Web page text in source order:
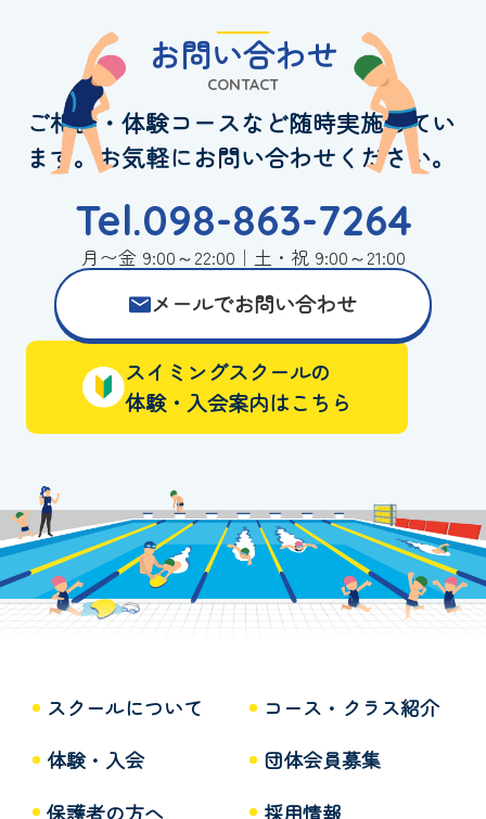
お問い合わせ
CONTACT
ご相談・体験コースなど随時実施してい
ます。お気軽にお問い合わせください。
Tel.098-863-7264
月〜金 9:00～22:00｜土・祝 9:00～21:00
メールでお問い合わせ
スイミングスクールの
体験・入会案内はこちら
スクールについて
コース・クラス紹介
体験・入会
団体会員募集
保護者の方へ
採用情報